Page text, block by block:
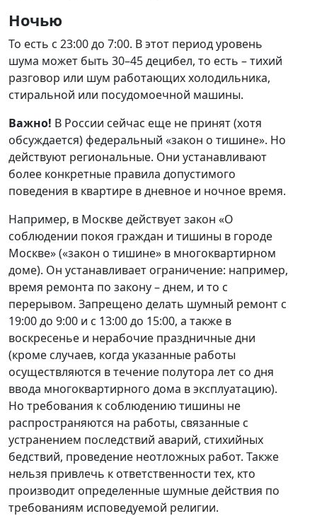
Ночью
То есть с 23:00 до 7:00. В этот период уровень
шума может быть 30–45 децибел, то есть – тихий
разговор или шум работающих холодильника,
стиральной или посудомоечной машины.
Важно! В России сейчас еще не принят (хотя
обсуждается) федеральный «закон о тишине». Но
действуют региональные. Они устанавливают
более конкретные правила допустимого
поведения в квартире в дневное и ночное время.
Например, в Москве действует закон «О
соблюдении покоя граждан и тишины в городе
Москве» («закон о тишине» в многоквартирном
доме). Он устанавливает ограничение: например,
время ремонта по закону – днем, и то с
перерывом. Запрещено делать шумный ремонт с
19:00 до 9:00 и с 13:00 до 15:00, а также в
воскресенье и нерабочие праздничные дни
(кроме случаев, когда указанные работы
осуществляются в течение полутора лет со дня
ввода многоквартирного дома в эксплуатацию).
Но требования к соблюдению тишины не
распространяются на работы, связанные с
устранением последствий аварий, стихийных
бедствий, проведение неотложных работ. Также
нельзя привлечь к ответственности тех, кто
производит определенные шумные действия по
требованиям исповедуемой религии.